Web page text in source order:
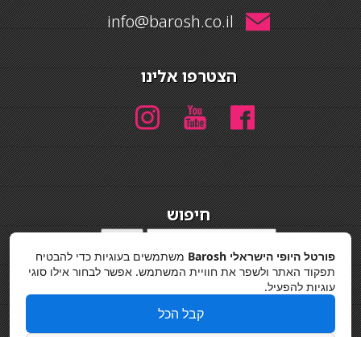
info@barosh.co.il
הצטרפו אלינו
חיפוש
מדיניות פרטיות
פורטל היופי הישראלי Barosh
משתמשים בעוגיות כדי להבטיח
תפקוד האתר ולשפר את חוויית המשתמש. אפשר לבחור אילו סוגי
עוגיות להפעיל.
קבל הכל